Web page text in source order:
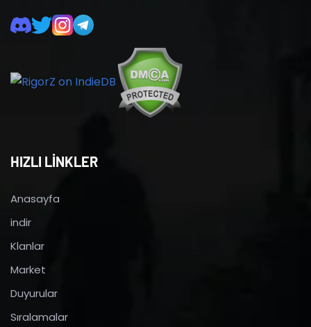
HIZLI LİNKLER
Anasayfa
indir
Klanlar
Market
Duyurular
Sıralamalar